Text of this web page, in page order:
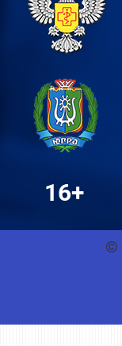
16+